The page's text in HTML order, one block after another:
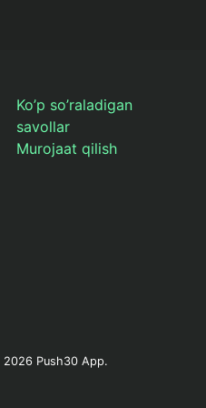
Ko’p so’raladigan
savollar
Murojaat qilish
2026 Push30 App.